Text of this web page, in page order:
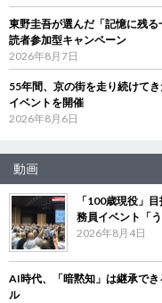
東野圭吾が選んだ「記憶に残
読者参加型キャンペーン
2026年8月7日
55年間、京の街を走り続けて
イベントを開催
2026年8月6日
動画
「100歳現役」
務員イベント「
2026年8月4日
AI時代、「暗黙知」は継承で
ル